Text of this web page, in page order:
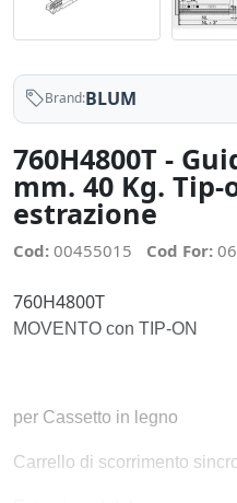
Brand:BLUM
760H4800T -
mm. 40 Kg.
estrazione
Cod: 00455015 Cod For:
760H4800T
MOVENTO con TIP-ON
per Cassetto in legno
Carrello di scorrimento